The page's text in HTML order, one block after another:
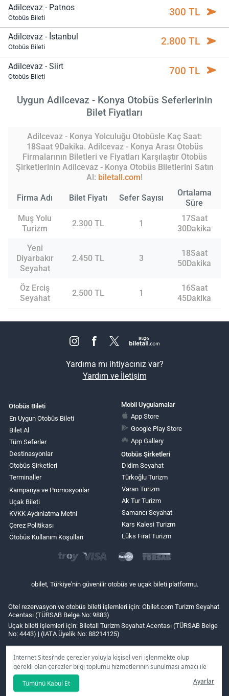
İnternet Sitesi’nde çerezler yoluyla kişisel veri işlenmekte olup
gerekli olan çerezler bilgi toplumu hizmetlerinin sunulması amacı ile
kullanılmaktadır. Tercihleriniz doğrultusunda size özel
kişiselleştirilmiş çerezleri ve özel kampanyaları
seçeneğine
Tümünü Kabul Et Ayarlar
Adilcevaz - Patnos
Otobüs Bileti 300 TL
Adilcevaz - İstanbul
Otobüs Bileti 2.800 TL
Adilcevaz - Siirt
Otobüs Bileti 700 TL
Uygun Adilcevaz - Konya Otobüs Seferlerinin
Bilet Fiyatları
Adilcevaz - Konya Yolculuğu Otobüsle Kaç Saat:
18Saat 9Dakika. Adilcevaz - Konya Arası Otobüs
Firmalarının Biletleri ve Fiyatları Karşılaştır Otobüs
Şirketlerinin Adilcevaz - Konya Otobüs Biletlerini Satın
Al: biletall.com!
Firma Adı Bilet Fiyatı Sefer Sayısı
Ortalama
Süre
Muş Yolu
Turizm
2.300 TL 1
17Saat
30Dakika
Yeni
Diyarbakır
Seyahat
2.450 TL 3
18Saat
50Dakika
Öz Erciş
Seyahat
2.500 TL 1
16Saat
45Dakika
Yardıma mı ihtiyacınız var?
Yardım ve İletişim
Otobüs Bileti
En Uygun Otobüs Bileti
Bilet Al
Tüm Seferler
Destinasyonlar
Otobüs Şirketleri
Terminaller
Kampanya ve Promosyonlar
Uçak Bileti
KVKK Aydınlatma Metni
Çerez Politikası
Otobüs Kullanım Koşulları
Mobil Uygulamalar
App Store
Google Play Store
App Gallery
Otobüs Şirketleri
Didim Seyahat
Türkoğlu Turizm
Varan Turizm
Ak Tur Turizm
Samancı Seyahat
Kars Kalesi Turizm
Lüks Fırat Turizm
obilet, Türkiye'nin güvenilir otobüs ve uçak bileti platformu.
Otel rezervasyon ve otobüs bileti işlemleri için: Obilet.com Turizm Seyahat
Acentası (TÜRSAB Belge No: 9883)
Uçak bileti işlemleri için: Biletall Turizm Seyahat Acentası (TÜRSAB Belge
No: 4443) | (IATA Üyelik No: 88214125)